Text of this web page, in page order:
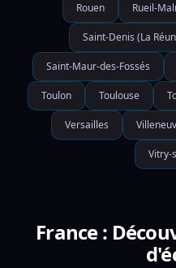
Rouen Rueil-
Saint-Denis (La
Saint-Maur-des-Fossés
Toulon Toulouse
Versailles
Vitry-
France :